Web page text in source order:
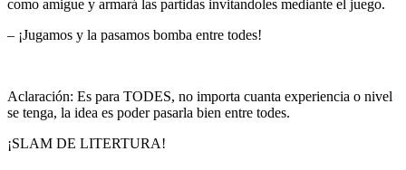
como amigue y armará las partidas invitandoles mediante el juego.
– ¡Jugamos y la pasamos bomba entre todes!
Aclaración: Es para TODES, no importa cuanta experiencia o nivel
se tenga, la idea es poder pasarla bien entre todes.
¡SLAM DE LITERTURA!